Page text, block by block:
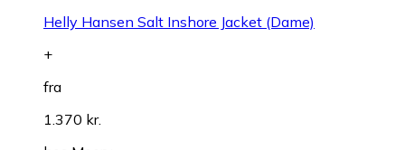
Helly Hansen Salt Inshore Jacket (Dame)
+
fra
1.370 kr.